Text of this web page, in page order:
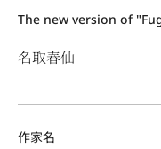
The new version of
名取春仙
作家名